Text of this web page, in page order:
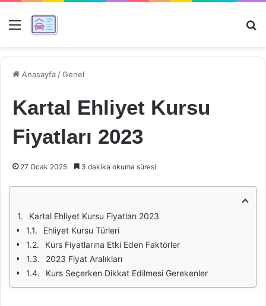
Menü
Anasayfa /Genel
Kartal Ehliyet Kursu
Fiyatları 2023
27 Ocak 2025 3 dakika okuma süresi
Kartal Ehliyet Kursu Fiyatları 2023
Ehliyet Kursu Türleri
Kurs Fiyatlarına Etki Eden Faktörler
2023 Fiyat Aralıkları
Kurs Seçerken Dikkat Edilmesi Gerekenler